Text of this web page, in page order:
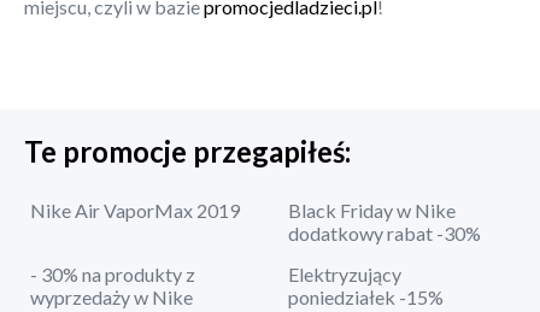
miejscu, czyli w baziepromocjedladzieci.pl!
Te promocje przegapiłeś:
Nike Air VaporMax 2019
Black Friday w Nike
dodatkowy rabat -30%
- 30% na produkty z
wyprzedaży w Nike
Elektryzujący
poniedziałek -15%